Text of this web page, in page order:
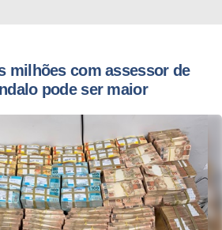
milhões com assessor de
pode ser maior